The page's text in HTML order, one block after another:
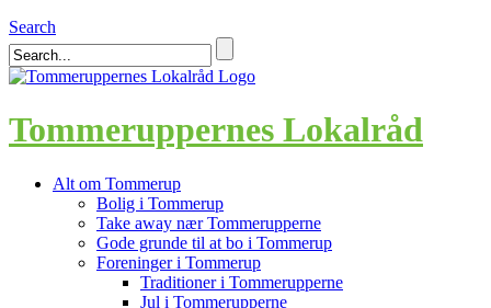
Search
Tommeruppernes Lokalråd
Alt om Tommerup
Bolig i Tommerup
Take away nær Tommerupperne
Gode grunde til at bo i Tommerup
Foreninger i Tommerup
Traditioner i Tommerupperne
Jul i Tommerupperne